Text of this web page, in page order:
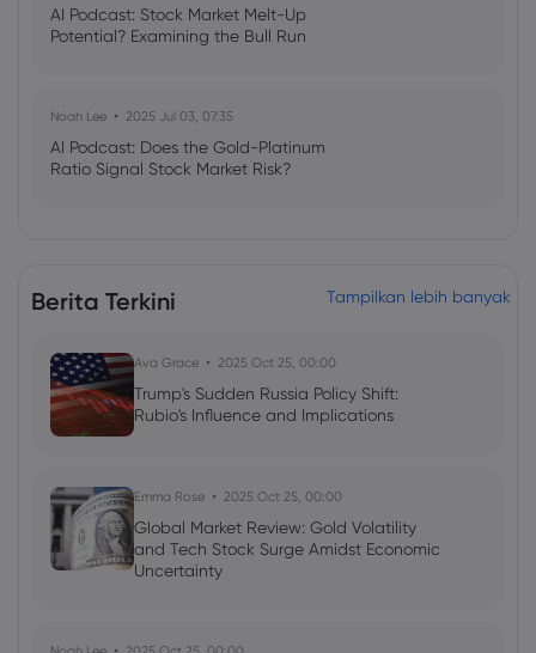
AI Podcast: Stock Market Melt-Up
Potential? Examining the Bull Run
Noah Lee 2025 Jul 03, 07:35
AI Podcast: Does the Gold-Platinum
Ratio Signal Stock Market Risk?
Berita Terkini Tampilkan lebih banyak
Ava Grace 2025 Oct 25, 00:00
Trump's Sudden Russia Policy Shift:
Rubio's Influence and Implications
Emma Rose 2025 Oct 25, 00:00
Global Market Review: Gold Volatility
and Tech Stock Surge Amidst Economic
Uncertainty